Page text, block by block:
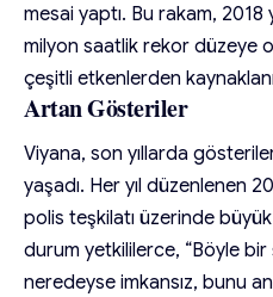
mesai yaptı. Bu rakam, 2018
milyon saatlik rekor düzeye
çeşitli etkenlerden
Artan Gösteriler
Viyana, son yıllarda
yaşadı. Her yıl düzenlenen
polis teşkilatı üzerinde
durum yetkililerce, “Böyle
neredeyse imkansız, bunu